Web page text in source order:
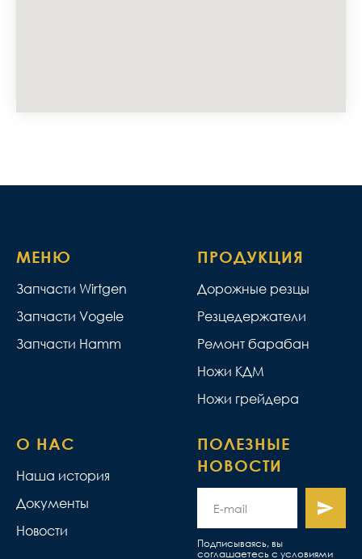
МЕНЮ
Запчасти Wirtgen
Запчасти Vogele
Запчасти Hamm
ПРОДУКЦИЯ
Дорожные резцы
Резцедержатели
Ремонт барабан
Ножи КДМ
Ножи грейдера
О НАС
Наша история
Документы
Новости
ПОЛЕЗНЫЕ
НОВОСТИ
Подписываясь, вы
соглашаетесь с условиями